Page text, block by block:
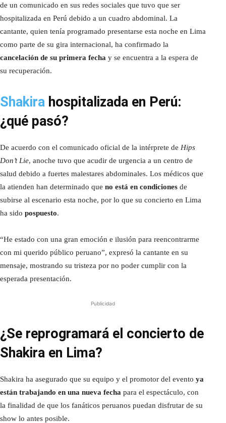
de un comunicado en sus redes sociales que tuvo que ser
hospitalizada en Perú debido a un cuadro abdominal. La
cantante, quien tenía programado presentarse esta noche en Lima
como parte de su gira internacional, ha confirmado la
cancelación de su primera fecha y se encuentra a la espera de
su recuperación.
Shakira hospitalizada en Perú:
¿qué pasó?
De acuerdo con el comunicado oficial de la intérprete de Hips
Don’t Lie, anoche tuvo que acudir de urgencia a un centro de
salud debido a fuertes malestares abdominales. Los médicos que
la atienden han determinado que no está en condiciones de
subirse al escenario esta noche, por lo que su concierto en Lima
ha sido pospuesto.
“He estado con una gran emoción e ilusión para reencontrarme
con mi querido público peruano”, expresó la cantante en su
mensaje, mostrando su tristeza por no poder cumplir con la
esperada presentación.
Publicidad
¿Se reprogramará el concierto de
Shakira en Lima?
Shakira ha asegurado que su equipo y el promotor del evento ya
están trabajando en una nueva fecha para el espectáculo, con
la finalidad de que los fanáticos peruanos puedan disfrutar de su
show lo antes posible.